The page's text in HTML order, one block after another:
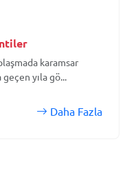
karamsar
yıla gö...
Daha Fazla